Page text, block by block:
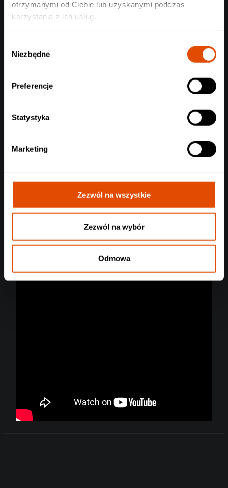
otrzymanymi od Ciebie lub uzyskanymi podczas
korzystania z ich usług.
zgody
Niezbędne
Preferencje
Statystyka
Marketing
Zezwól na wszystkie
Zezwól na wybór
Odmowa